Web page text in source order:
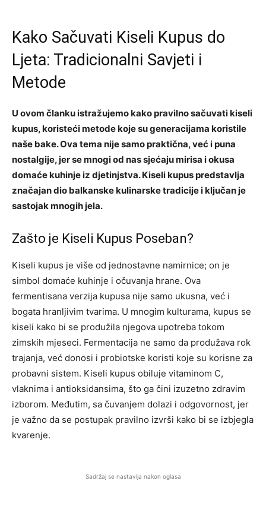
Kako Sačuvati Kiseli Kupus do
Ljeta: Tradicionalni Savjeti i
Metode
U ovom članku istražujemo kako pravilno sačuvati kiseli
kupus, koristeći metode koje su generacijama koristile
naše bake. Ova tema nije samo praktična, već i puna
nostalgije, jer se mnogi od nas sjećaju mirisa i okusa
domaće kuhinje iz djetinjstva. Kiseli kupus predstavlja
značajan dio balkanske kulinarske tradicije i ključan je
sastojak mnogih jela.
Zašto je Kiseli Kupus Poseban?
Kiseli kupus je više od jednostavne namirnice; on je
simbol domaće kuhinje i očuvanja hrane. Ova
fermentisana verzija kupusa nije samo ukusna, već i
bogata hranljivim tvarima. U mnogim kulturama, kupus se
kiseli kako bi se produžila njegova upotreba tokom
zimskih mjeseci. Fermentacija ne samo da produžava rok
trajanja, već donosi i probiotske koristi koje su korisne za
probavni sistem. Kiseli kupus obiluje vitaminom C,
vlaknima i antioksidansima, što ga čini izuzetno zdravim
izborom. Međutim, sa čuvanjem dolazi i odgovornost, jer
je važno da se postupak pravilno izvrši kako bi se izbjegla
kvarenje.
Sadržaj se nastavlja nakon oglasa